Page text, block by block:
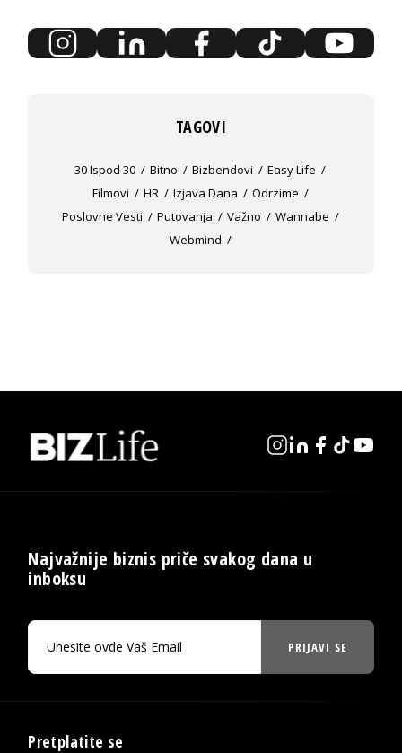
TAGOVI
30 Ispod 30 Bitno Bizbendovi
Easy Life
Filmovi
HR Izjava Dana
Odrzime
Poslovne Vesti
Putovanja Važno
Wannabe
Webmind
Najvažnije biznis priče svakog dana u
inboksu
PRIJAVI SE
Pretplatite se